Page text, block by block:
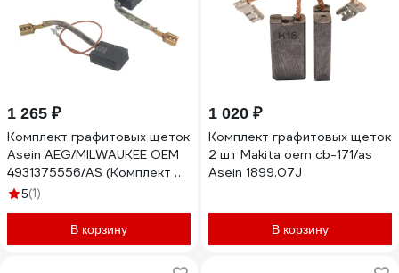
1 265 ₽
Комплект графитовых щеток
Asein AEG/MILWAUKEE OEM
4931375556/AS (Комплект =
2 шт.) 1456J
5(1)
В корзину
1 020 ₽
Комплект графитовых щеток
2 шт Makita oem cb-171/as
Asein 1899.07J
В корзину